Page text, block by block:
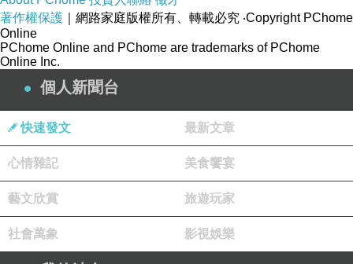
嘉義縣長張花冠與國民黨、民進黨、親民黨、時
代力量立委等人一同出席川普就職典禮；由於反
對者眾多，不少反川普人士一大早也已在會場外
抗議。
中國大陸外交部發言人華春瑩下午指出，「我注
意到美政府多次重申，美方只邀請各國駐美外交
使節出席美總統就職儀式，但沒有邀請也不鼓勵
其他國家或地區派團赴美。」、「台灣地區一些
勢力炒作台當局應邀派所謂代表團赴美參加美總
統就職儀式，這顯然是一種自我炒作，目的是要
著作權保護 ｜網路家庭版權所有、轉載必究 ‧Copyright PChome
Online
PChome Online and PChome are trademarks of PChome
Online Inc.
個人新聞台
快速發文 最新文章
心情雜記 美食饗宴
藝文欣賞 旅遊玩家
社會萬象 影視娛樂